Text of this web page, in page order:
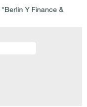
"Berlin Y Finance &